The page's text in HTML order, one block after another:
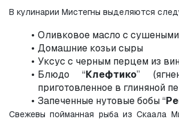
В кулинарии Мистегны выделяются
Оливковое масло с
Домашние козьи сыры
Уксус с черным перцем из
Блюдо “Клефтико”
приготовленное в глиняной
Запеченные нутовые бобы “
Свежевы пойманная рыба из Скаала